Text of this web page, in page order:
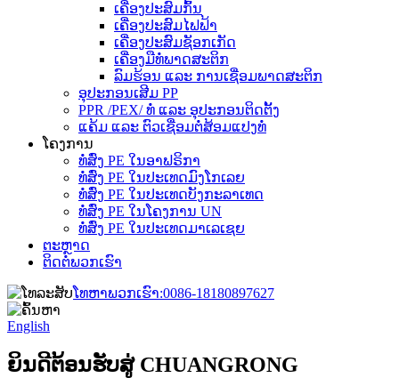
ເຄື່ອງປະສົມກົ້ນ
ເຄື່ອງປະສົມໄຟຟ້າ
ເຄື່ອງປະສົມຊັອກເກັດ
ເຄື່ອງມືທໍ່ພາດສະຕິກ
ລົມຮ້ອນ ແລະ ການເຊື່ອມພາດສະຕິກ
ອຸປະກອນເສີມ PP
PPR /PEX/ ທໍ່ ແລະ ອຸປະກອນຕິດຕັ້ງ
ແຄ້ມ ແລະ ຕົວເຊື່ອມຕໍ່ສ້ອມແປງທໍ່
ໂຄງການ
ທໍ່ສົ່ງ PE ໃນອາຟຣິກາ
ທໍ່ສົ່ງ PE ໃນປະເທດມົງໂກເລຍ
ທໍ່ສົ່ງ PE ໃນປະເທດບັງກະລາເທດ
ທໍ່ສົ່ງ PE ໃນໂຄງການ UN
ທໍ່ສົ່ງ PE ໃນປະເທດມາເລເຊຍ
ຕະຫຼາດ
ຕິດຕໍ່ພວກເຮົາ
ໂທຫາພວກເຮົາ:0086-18180897627
English
ຍິນດີຕ້ອນຮັບສູ່ CHUANGRONG